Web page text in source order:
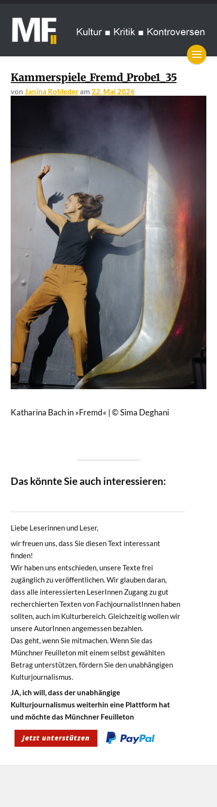
Kammerspiele_Fremd_Probe1_35
vonJanina Rohlederam 22. Mai 2026
Katharina Bach in »Fremd« | © Sima Deghani
Das könnte Sie auch interessieren:
Liebe Leserinnen und Leser,
wir freuen uns, dass Sie diesen Text interessant
finden!
Wir haben uns entschieden, unsere Texte frei
zugänglich zu veröffentlichen. Wir glauben daran,
dass alle interessierten LeserInnen Zugang zu gut
recherchierten Texten von FachjournalistInnen haben
sollten, auch im Kulturbereich. Gleichzeitig wollen wir
unsere AutorInnen angemessen bezahlen.
Das geht, wenn Sie mitmachen. Wenn Sie das
Münchner Feuilleton mit einem selbst gewählten
Betrag unterstützen, fördern Sie den unabhängigen
Kulturjournalismus.
JA, ich will, dass der unabhängige
Kulturjournalismus weiterhin eine Plattform hat
und möchte das Münchner Feuilleton